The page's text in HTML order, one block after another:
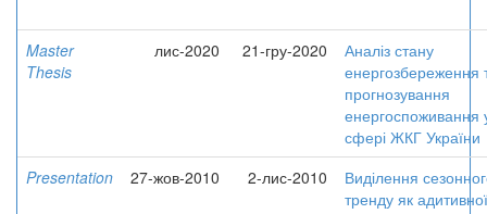
Master
Thesis
лис-2020 21-гру-2020
Аналіз стану
енергозбереження
прогнозування
енергоспоживання
сфері ЖКГ України
Presentation
27-жов-2010 2-лис-2010
Виділення
тренду як адитивної